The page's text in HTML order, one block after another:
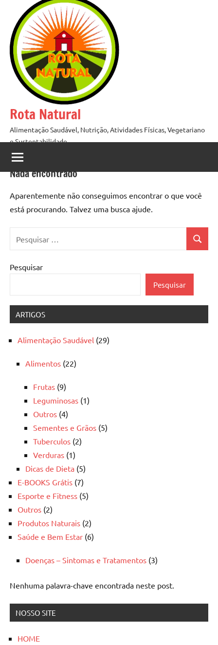
conteúdo
Rota Natural
Alimentação Saudável, Nutrição, Atividades Físicas, Vegetariano
e Sustentabilidade
Nada encontrado
Aparentemente não conseguimos encontrar o que você
está procurando. Talvez uma busca ajude.
por:
Pesquisar
Pesquisar
ARTIGOS
Alimentação Saudável (29)
Alimentos (22)
Frutas (9)
Leguminosas (1)
Outros (4)
Sementes e Grãos (5)
Tuberculos (2)
Verduras (1)
Dicas de Dieta (5)
E-BOOKS Grátis (7)
Esporte e Fitness (5)
Outros (2)
Produtos Naturais (2)
Saúde e Bem Estar (6)
Doenças – Sintomas e Tratamentos (3)
Nenhuma palavra-chave encontrada neste post.
NOSSO SITE
HOME